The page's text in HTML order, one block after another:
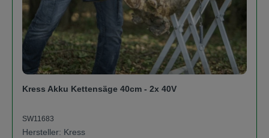
Kress Akku Kettensäge 40cm - 2x 40V
SW11683
Hersteller: Kress